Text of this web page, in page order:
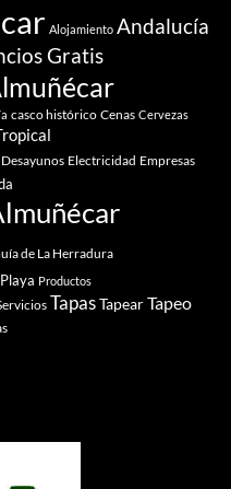
Alojamiento Andalucía
Gratis
casco histórico Cenas Cervezas
Desayunos Electricidad Empresas
de La Herradura
Playa Productos
TapasTapearTapeo